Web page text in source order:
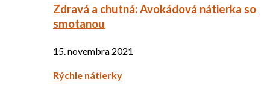
Zdravá a chutná: Avokádová nátierka so
smotanou
15. novembra 2021
Rýchle nátierky